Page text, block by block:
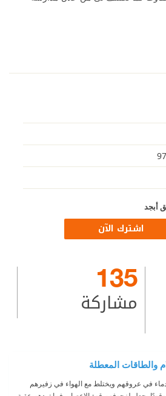
أبجد
اشترك الآن
135
مشاركة
والطاقات المعطلة
في عروقهم ويختلط مع الهواء في زفيرهم